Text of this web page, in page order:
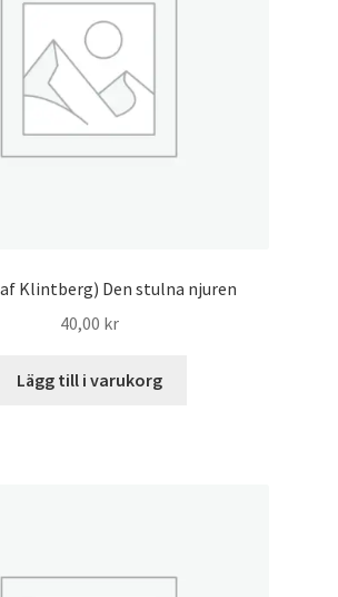
Klintberg) Den stulna njuren
40,00 kr
Lägg till i varukorg